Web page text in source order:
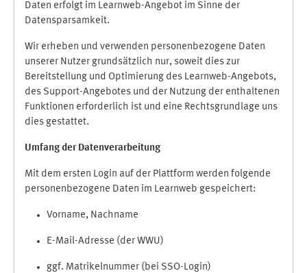
Daten erfolgt im Learnweb-Angebot im Sinne der
Datensparsamkeit.
Wir erheben und verwenden personenbezogene Daten
unserer Nutzer grundsätzlich nur, soweit dies zur
Bereitstellung und Optimierung des Learnweb-Angebots,
des Support-Angebotes und der Nutzung der enthaltenen
Funktionen erforderlich ist und eine Rechtsgrundlage uns
dies gestattet.
Umfang der Datenverarbeitung
Mit dem ersten Login auf der Plattform werden folgende
personenbezogene Daten im Learnweb gespeichert:
Vorname, Nachname
E-Mail-Adresse (der WWU)
ggf. Matrikelnummer (bei SSO-Login)